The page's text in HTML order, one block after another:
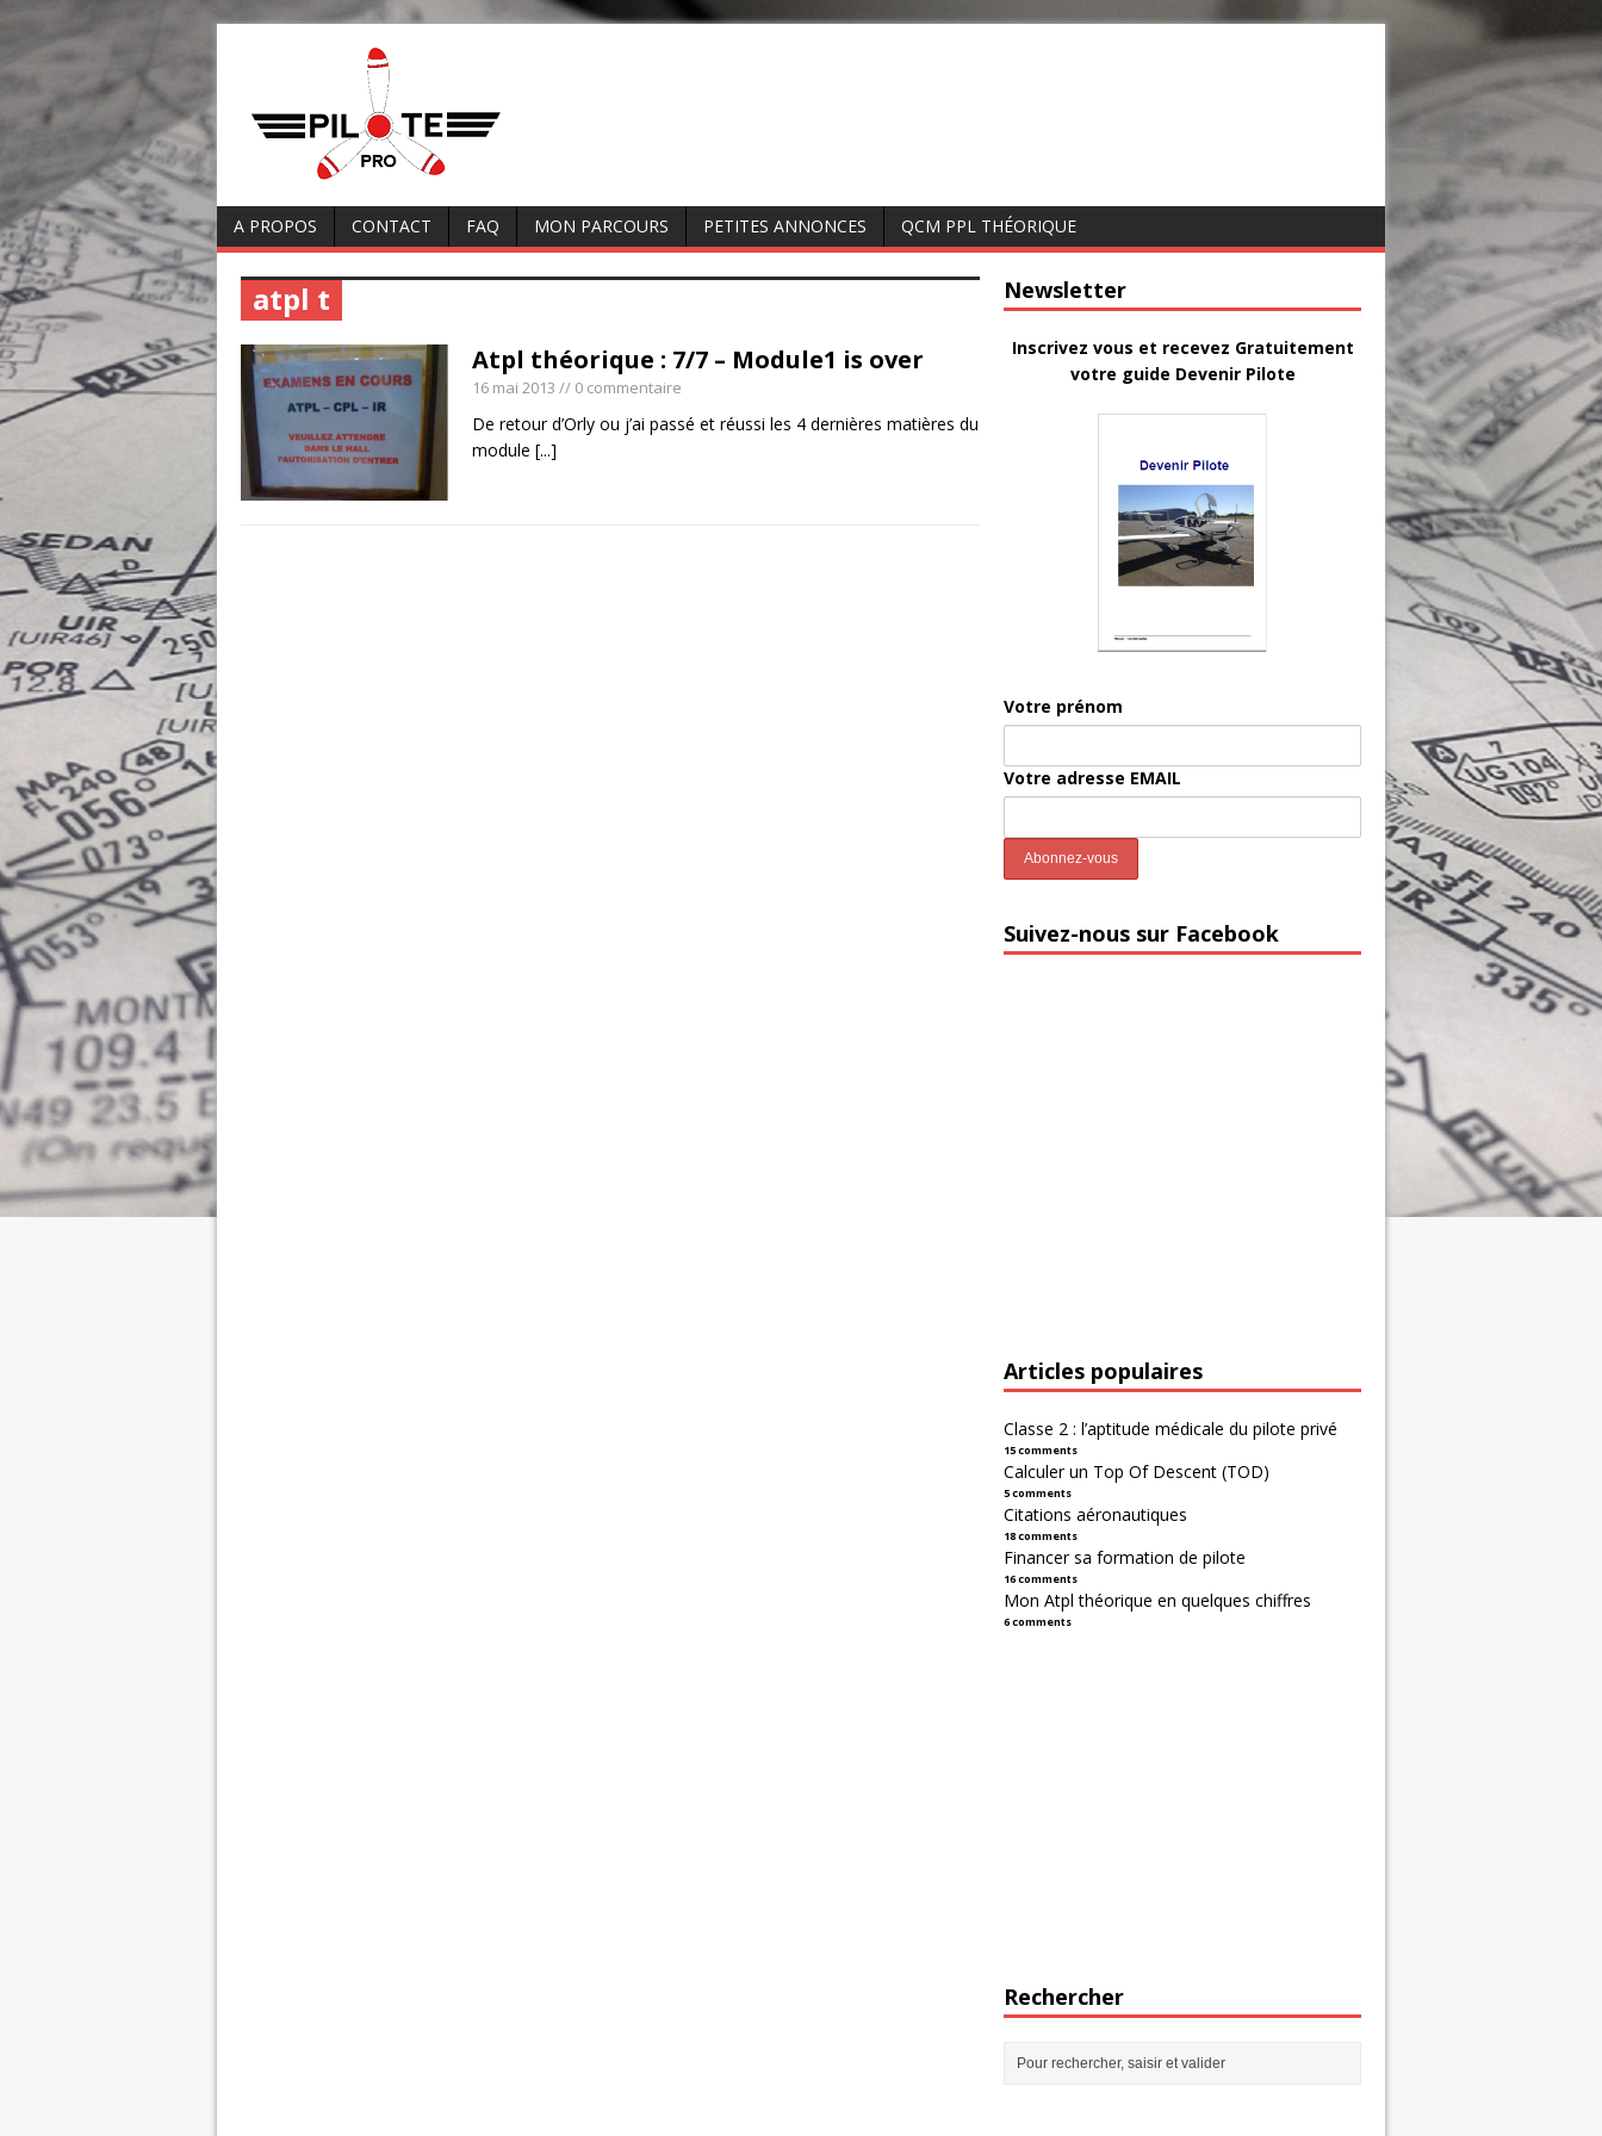
A PROPOS CONTACT FAQ MON PARCOURS PETITES ANNONCES QCM PPL THÉORIQUE
atpl t
Atpl théorique : 7/7 – Module1 is over
16 mai 2013 // 0 commentaire
De retour d’Orly ou j’ai passé et réussi les 4 dernières matières du
module [...]
Newsletter
Inscrivez vous et recevez Gratuitement
votre guide Devenir Pilote
Votre prénom
Votre adresse EMAIL
Suivez-nous sur Facebook
Articles populaires
Classe 2 : l’aptitude médicale du pilote privé
15 comments
Calculer un Top Of Descent (TOD)
5 comments
Citations aéronautiques
18 comments
Financer sa formation de pilote
16 comments
Mon Atpl théorique en quelques chiffres
6 comments
Rechercher